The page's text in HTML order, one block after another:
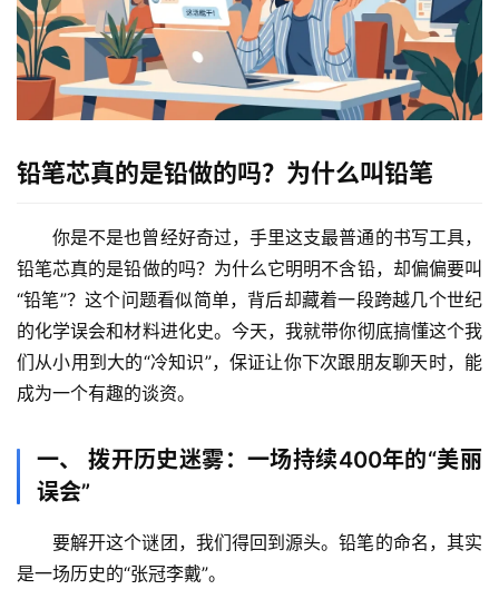
铅笔芯真的是铅做的吗？为什么叫铅笔
你是不是也曾经好奇过，手里这支最普通的书写工具，
铅笔芯真的是铅做的吗？为什么它明明不含铅，却偏偏要叫
“铅笔”？这个问题看似简单，背后却藏着一段跨越几个世纪
的化学误会和材料进化史。今天，我就带你彻底搞懂这个我
们从小用到大的“冷知识”，保证让你下次跟朋友聊天时，能
成为一个有趣的谈资。
一、 拨开历史迷雾：一场持续400年的“美丽
误会”
要解开这个谜团，我们得回到源头。铅笔的命名，其实
是一场历史的“张冠李戴”。